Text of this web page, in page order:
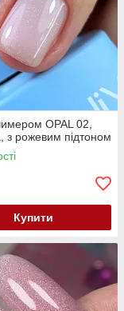
OPAL 02,
з рожевим підтоном
Купити